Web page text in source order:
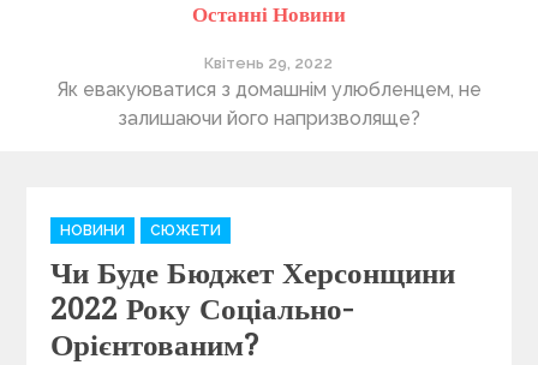
Останні Новини
Квітень 29, 2022
Як евакуюватися з домашнім улюбленцем, не
залишаючи його напризволяще?
C
a
t
e
g
o
НОВИНИ СЮЖЕТИ
Чи Буде Бюджет Херсонщини
2022 Року Соціально-
Орієнтованим?